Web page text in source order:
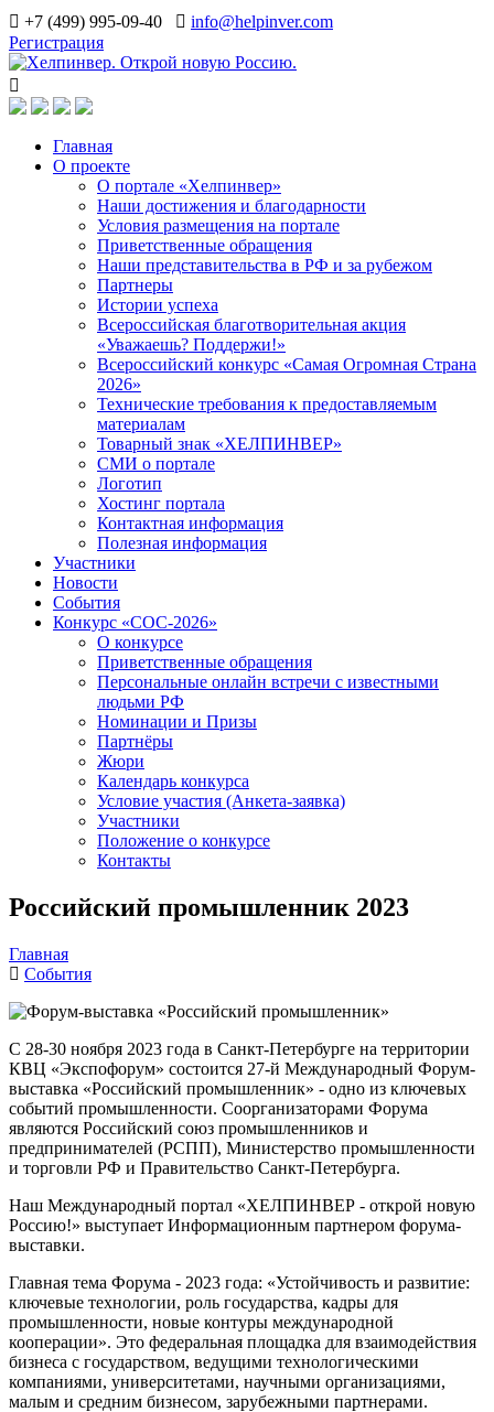
+7 (499) 995-09-40
info@helpinver.com
Регистрация
Главная
О проекте
О портале «Хелпинвер»
Наши достижения и благодарности
Условия размещения на портале
Приветственные обращения
Наши представительства в РФ и за рубежом
Партнеры
Истории успеха
Всероссийская благотворительная акция
«Уважаешь? Поддержи!»
Всероссийский конкурс «Самая Огромная Страна
2026»
Технические требования к предоставляемым
материалам
Товарный знак «ХЕЛПИНВЕР»
СМИ о портале
Логотип
Хостинг портала
Контактная информация
Полезная информация
Участники
Новости
События
Конкурс «СОС-2026»
О конкурсе
Приветственные обращения
Персональные онлайн встречи с известными
людьми РФ
Номинации и Призы
Партнёры
Жюри
Календарь конкурса
Условие участия (Анкета-заявка)
Участники
Положение о конкурсе
Контакты
Российский промышленник 2023
Главная
События
С 28-30 ноября 2023 года в Санкт-Петербурге на территории
КВЦ «Экспофорум» состоится 27-й Международный Форум-
выставка «Российский промышленник» - одно из ключевых
событий промышленности. Соорганизаторами Форума
являются Российский союз промышленников и
предпринимателей (РСПП), Министерство промышленности
и торговли РФ и Правительство Санкт-Петербурга.
Наш Международный портал «ХЕЛПИНВЕР - открой новую
Россию!» выступает Информационным партнером форума-
выставки.
Главная тема Форума - 2023 года: «Устойчивость и развитие:
ключевые технологии, роль государства, кадры для
промышленности, новые контуры международной
кооперации». Это федеральная площадка для взаимодействия
бизнеса с государством, ведущими технологическими
компаниями, университетами, научными организациями,
малым и средним бизнесом, зарубежными партнерами.